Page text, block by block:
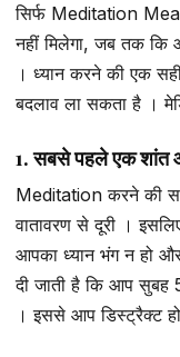
सिर्फ Meditation
नहीं मिलेगा, जब तक
। ध्यान करने की एक
बदलाव ला सकता है ।
1. सबसे पहले एक शांत
Meditation करने की
वातावरण से दूरी ।
आपका ध्यान भंग न हो
दी जाती है कि आप सुबह
। इससे आप डिस्ट्रैक्ट